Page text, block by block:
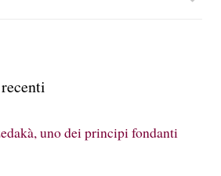
uno dei principi fondanti